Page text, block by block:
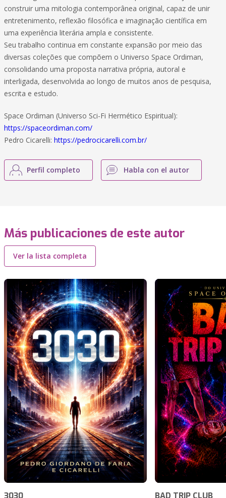
construir uma mitologia contemporânea original, capaz de unir
entretenimento, reflexão filosófica e imaginação científica em
uma experiência literária ampla e consistente.
Seu trabalho continua em constante expansão por meio das
diversas coleções que compõem o Universo Space Ordiman,
consolidando uma proposta narrativa própria, autoral e
interligada, desenvolvida ao longo de muitos anos de pesquisa,
escrita e estudo.
Space Ordiman (Universo Sci-Fi Hermético Espiritual):
https://spaceordiman.com/
Pedro Cicarelli: https://pedrocicarelli.com.br/
Perfil completo Habla con el autor
Más publicaciones de este autor
Ver la lista completa
3030 BAD TRIP CLUB